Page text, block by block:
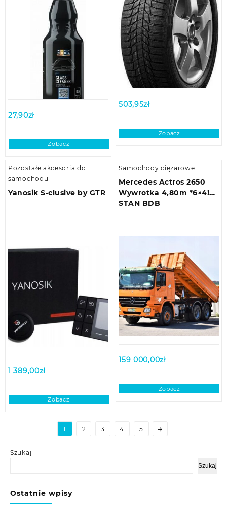
Szukaj
Szukaj
Ostatnie wpisy
27,90zł
Zobacz
503,95zł
Zobacz
Pozostałe akcesoria do
samochodu
Yanosik S-clusive by GTR
1 389,00zł
Zobacz
Samochody ciężarowe
Mercedes Actros 2650
Wywrotka 4,80m *6×4!
STAN BDB
159 000,00zł
Zobacz
1 2 3 4 5 →